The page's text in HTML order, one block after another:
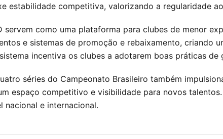
estabilidade competitiva, valorizando a regularidade
servem como uma plataforma para clubes de menor
e sistemas de promoção e rebaixamento, criando
incentiva os clubes a adotarem boas práticas
séries do Campeonato Brasileiro também
espaço competitivo e visibilidade para novos
nacional e internacional.